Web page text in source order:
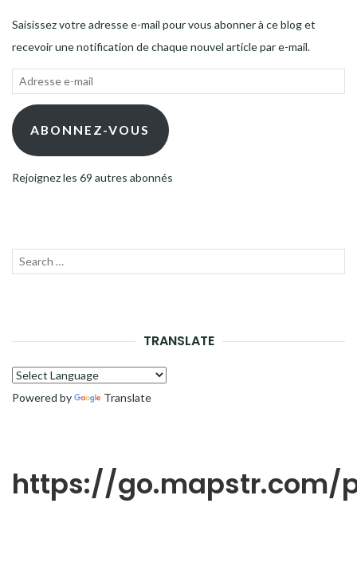
Saisissez votre adresse e-mail pour vous abonner à ce blog et
recevoir une notification de chaque nouvel article par e-mail.
Adresse
mail ABONNEZ-VOUS
Rejoignez les 69 autres abonnés
Recherche
TRANSLATE
Powered by Translate
https://go.mapstr.com/